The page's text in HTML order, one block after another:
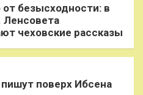
безысходности: в
Ленсовета
чеховские рассказы
поверх Ибсена